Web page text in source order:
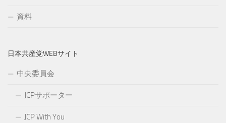
資料
日本共産党WEBサイト
中央委員会
JCPサポーター
JCP With You